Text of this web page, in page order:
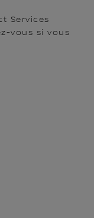
Services
vous si vous